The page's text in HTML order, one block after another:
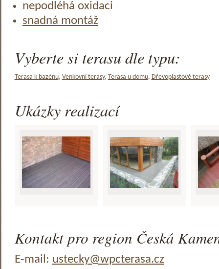
nepodléhá oxidaci
snadná montáž
Vyberte si terasu dle typu:
Terasa k bazénu, Venkovní terasy, Terasa u domu, Dřevoplastové terasy
Ukázky realizací
Kontakt pro region Česká
E-mail: ustecky@wpcterasa.cz